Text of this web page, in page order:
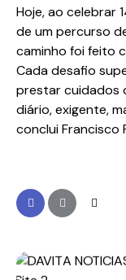
Hoje, ao celebrar
de um percurso
caminho foi feito
Cada desafio
prestar cuidados
diário, exigente,
conclui Francisco